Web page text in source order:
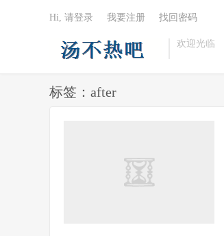
欢迎光临
Hi, 请登录 我要注册 找回密码
标签：after